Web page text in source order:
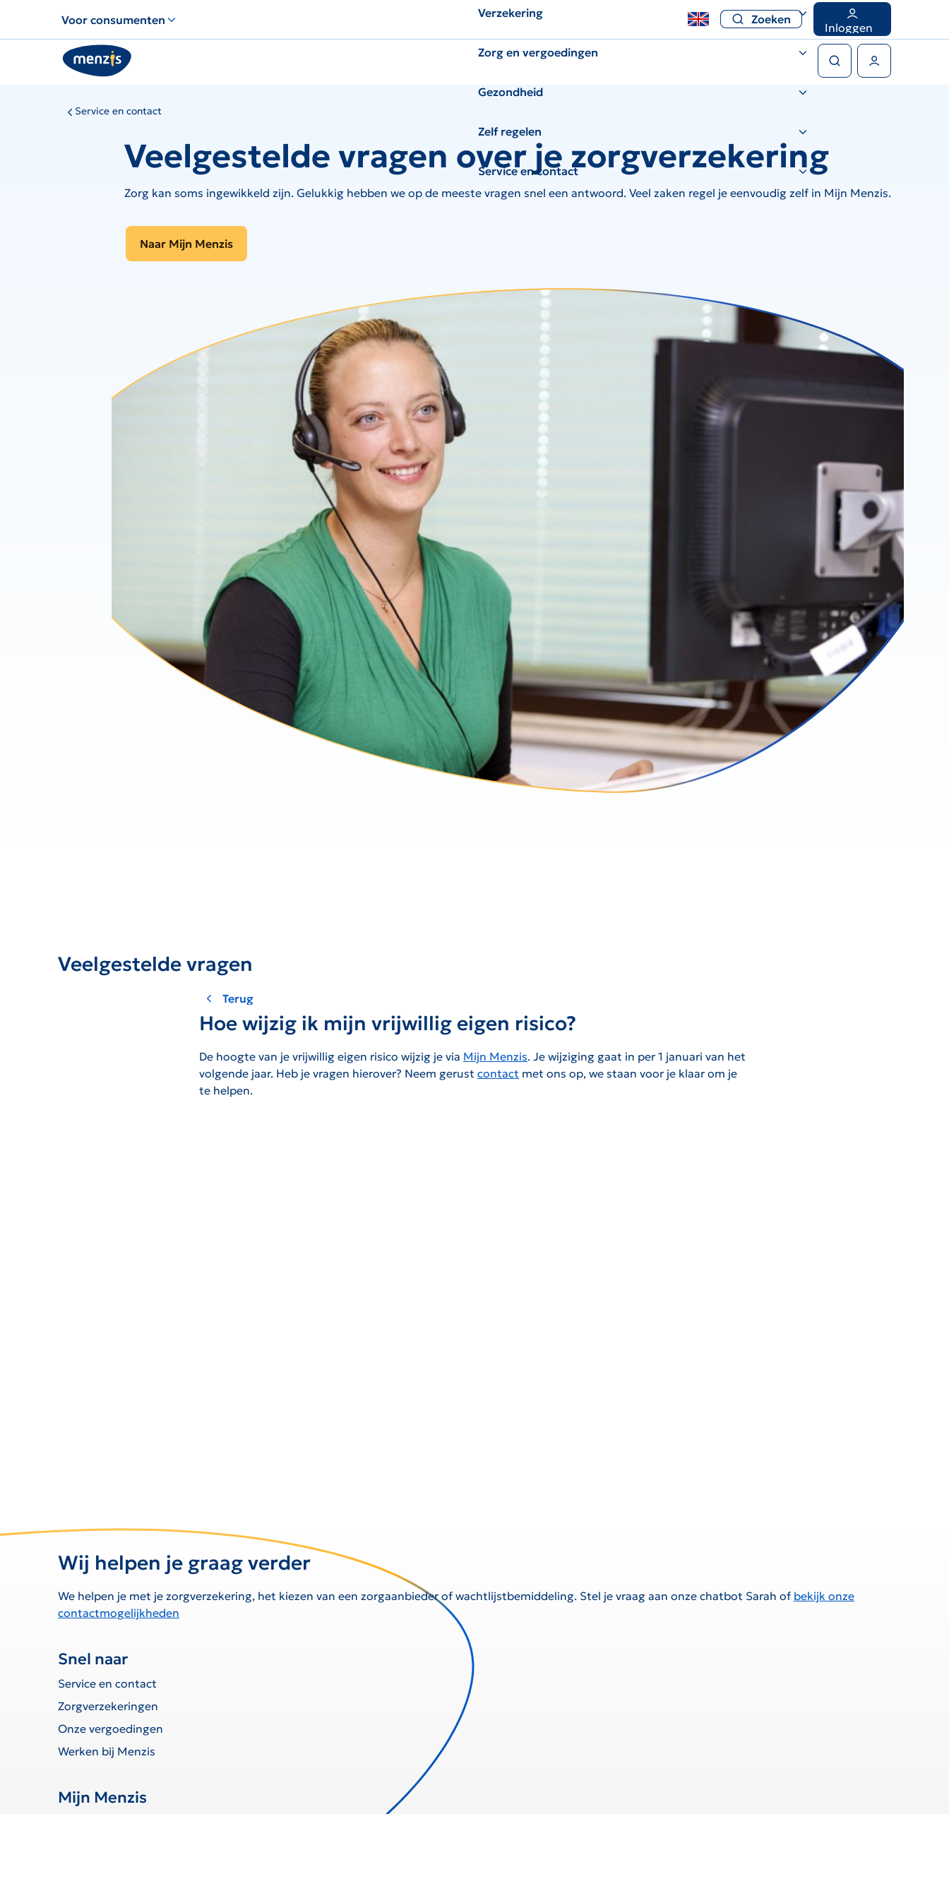
voor
snelle
navigatie
Voor consumenten Zoeken
Inloggen
Verzekering
Zorg en vergoedingen
Gezondheid
Zelf regelen
Service en contact
Service en contact
Veelgestelde vragen over je zorgverzekering
Zorg kan soms ingewikkeld zijn. Gelukkig hebben we op de meeste vragen snel een antwoord. Veel zaken regel je eenvoudig zelf in Mijn Menzis.
Naar Mijn Menzis
Veelgestelde vragen
Terug
Hoe wijzig ik mijn vrijwillig eigen risico?
De hoogte van je vrijwillig eigen risico wijzig je via Mijn Menzis. Je wijziging gaat in per 1 januari van het
volgende jaar. Heb je vragen hierover? Neem gerust contact met ons op, we staan voor je klaar om je
te helpen.
Wij helpen je graag verder
We helpen je met je zorgverzekering, het kiezen van een zorgaanbieder of wachtlijstbemiddeling. Stel je vraag aan onze chatbot Sarah of bekijk onze
contactmogelijkheden
Snel naar
Service en contact
Zorgverzekeringen
Onze vergoedingen
Werken bij Menzis
Mijn Menzis